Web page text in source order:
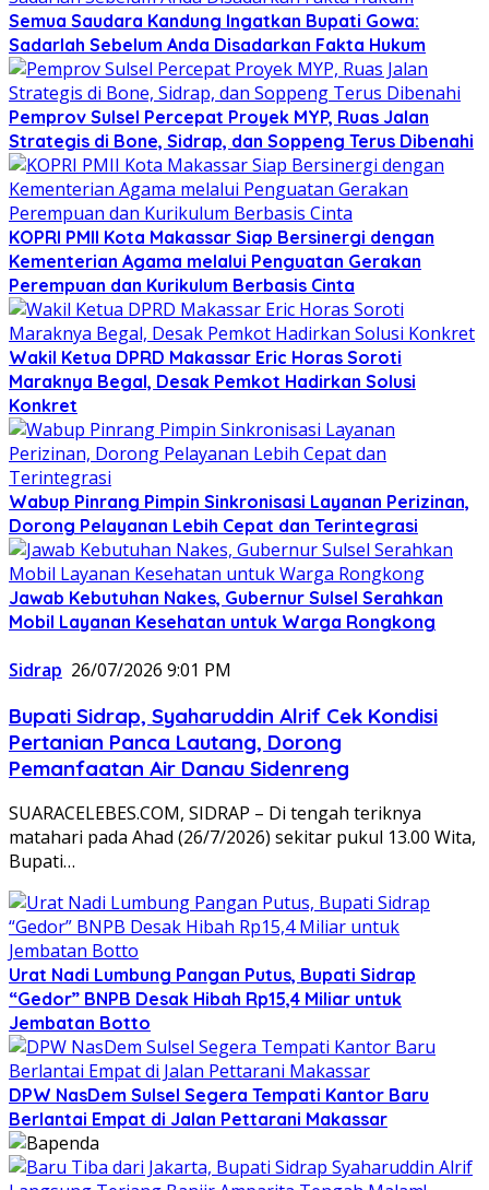
Semua Saudara Kandung Ingatkan Bupati Gowa:
Sadarlah Sebelum Anda Disadarkan Fakta Hukum
Pemprov Sulsel Percepat Proyek MYP, Ruas Jalan
Strategis di Bone, Sidrap, dan Soppeng Terus Dibenahi
KOPRI PMII Kota Makassar Siap Bersinergi dengan
Kementerian Agama melalui Penguatan Gerakan
Perempuan dan Kurikulum Berbasis Cinta
Wakil Ketua DPRD Makassar Eric Horas Soroti
Maraknya Begal, Desak Pemkot Hadirkan Solusi
Konkret
Wabup Pinrang Pimpin Sinkronisasi Layanan Perizinan,
Dorong Pelayanan Lebih Cepat dan Terintegrasi
Jawab Kebutuhan Nakes, Gubernur Sulsel Serahkan
Mobil Layanan Kesehatan untuk Warga Rongkong
Sidrap 26/07/2026 9:01 PM
Bupati Sidrap, Syaharuddin Alrif Cek Kondisi
Pertanian Panca Lautang, Dorong
Pemanfaatan Air Danau Sidenreng
SUARACELEBES.COM, SIDRAP – Di tengah teriknya
matahari pada Ahad (26/7/2026) sekitar pukul 13.00 Wita,
Bupati…
Urat Nadi Lumbung Pangan Putus, Bupati Sidrap
“Gedor” BNPB Desak Hibah Rp15,4 Miliar untuk
Jembatan Botto
DPW NasDem Sulsel Segera Tempati Kantor Baru
Berlantai Empat di Jalan Pettarani Makassar